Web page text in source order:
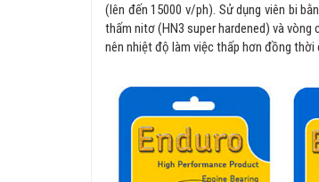
(lên đến 15000 v/ph). Sử dụng viên bi
thấm nitơ (HN3 super hardened) và vòng
nên nhiệt độ làm việc thấp hơn đồng